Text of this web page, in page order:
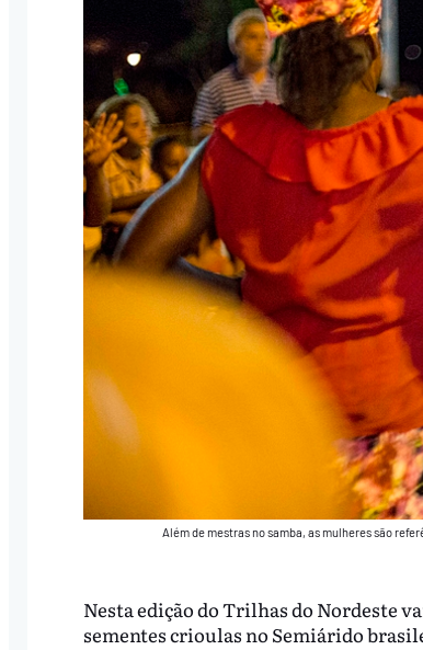
Além de mestras no samba, as mulheres são
Nesta edição do Trilhas do Nordeste
sementes crioulas no Semiárido